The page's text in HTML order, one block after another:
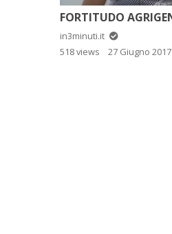
in3minuti.it
518 views
27 Giugno 2017